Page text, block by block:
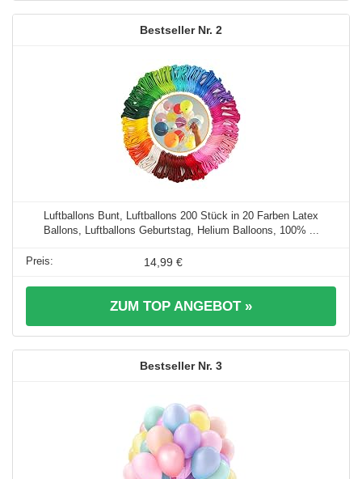
2
Luftballons Bunt, Luftballons 200 Stück in 20 Farben Latex
Ballons, Luftballons Geburtstag, Helium Balloons, 100% ...
14,99 €
ZUM TOP ANGEBOT »
3